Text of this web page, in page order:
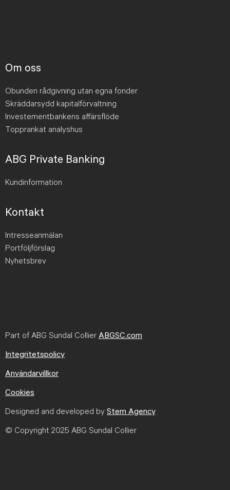
Om oss
Obunden rådgivning utan egna fonder
Skräddarsydd kapitalförvaltning
Investementbankens affärsflöde
Topprankat analyshus
ABG Private Banking
Kundinformation
Kontakt
Intresseanmälan
Portföljförslag
Nyhetsbrev
Part of ABG Sundal Collier ABGSC.com
Integritetspolicy
Användarvillkor
Cookies
Designed and developed by Stem Agency
© Copyright 2025 ABG Sundal Collier